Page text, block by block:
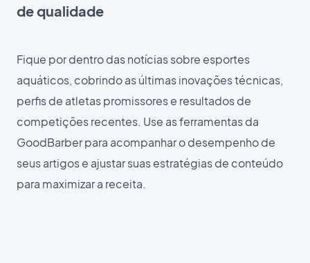
de qualidade
Fique por dentro das notícias sobre esportes
aquáticos, cobrindo as últimas inovações técnicas,
perfis de atletas promissores e resultados de
competições recentes. Use as ferramentas da
GoodBarber para acompanhar o desempenho de
seus artigos e ajustar suas estratégias de conteúdo
para maximizar a receita.